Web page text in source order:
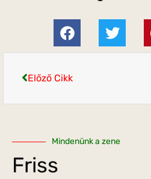
Előző Cikk
Mindenünk a zene
Friss